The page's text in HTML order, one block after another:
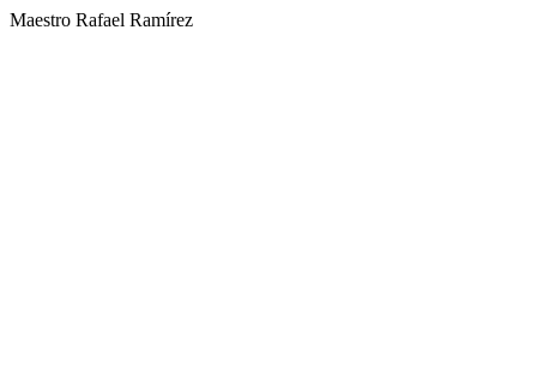
Maestro Rafael Ramírez